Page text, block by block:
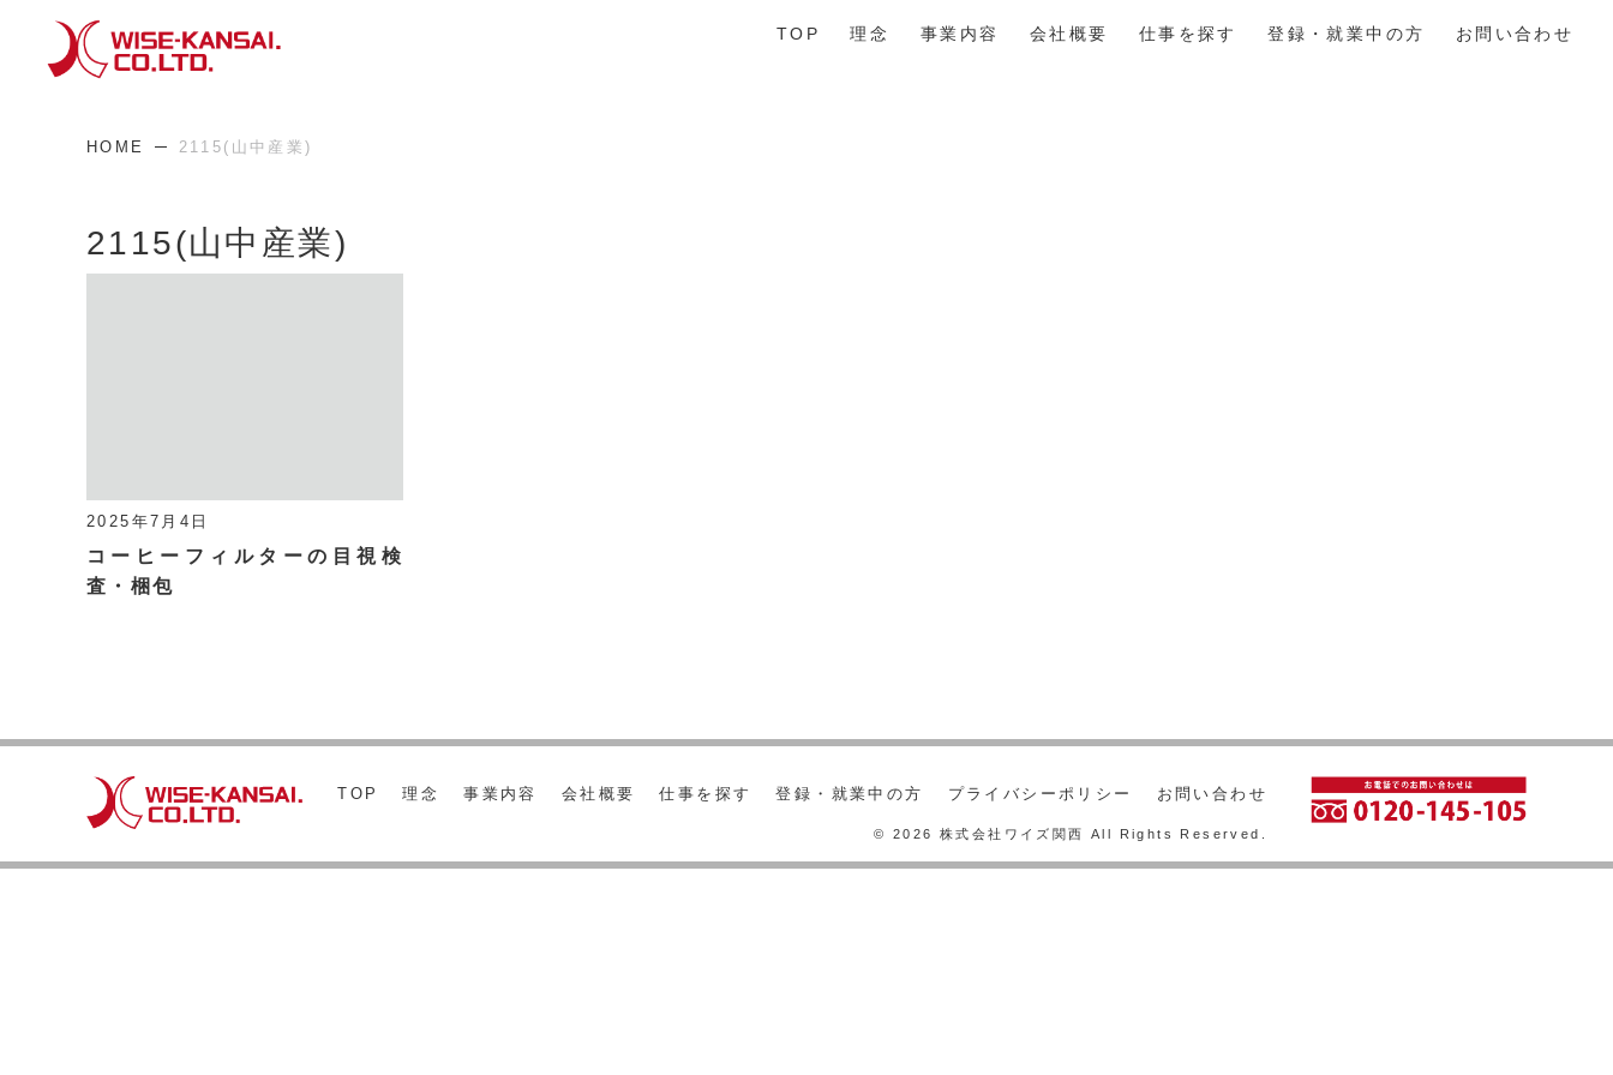
TOP 理念 事業内容 会社概要 仕事を探す 登録・就業中の方 お問い合わせ
HOME 2115(山中産業)
2115(山中産業)
2025年7月4日
コーヒーフィルターの目視検
査・梱包
TOP 理念 事業内容 会社概要 仕事を探す 登録・就業中の方 プライバシーポリシー お問い合わせ
© 2026 株式会社ワイズ関西 All Rights Reserved.